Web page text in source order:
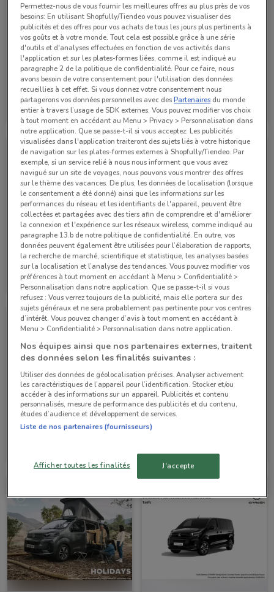
Citroën
Valable jusqu'au 31/12 3.2 km
Citroën
Valable jusqu'au 31/12
Citroën
Valable jusqu'au 31/12 3.2 km
Citroën
Valable jusqu'au 31/12
Valable jusqu'au 31/12
Permettez-nous de vous fournir les meilleures offres au plus près de vos
besoins: En utilisant Shopfully/Tiendeo vous pouvez visualiser des
publicités et des offres pour vos achats de tous les jours plus pertinents à
vos goûts et à votre monde. Tout cela est possible grâce à une série
d'outils et d'analyses effectuées en fonction de vos activités dans
l'application et sur les plates-formes liées, comme il est indiqué au
paragraphe 2 de la politique de confidentialité. Pour ce faire, nous
avons besoin de votre consentement pour l'utilisation des données
recueillies à cet effet. Si vous donnez votre consentement nous
partagerons vos données personnelles avec desPartenaires du monde
entier à travers l’usage de SDK externes. Vous pouvez modifier vos choix
à tout moment en accédant au Menu > Privacy > Personnalisation dans
notre application. Que se passe-t-il si vous acceptez: Les publicités
visualisées dans l'application traiteront des sujets liés à votre historique
de navigation sur les plates-formes externes à Shopfully/Tiendeo. Par
exemple, si un service relié à nous nous informent que vous avez
navigué sur un site de voyages, nous pouvons vous montrer des offres
sur le thème des vacances. De plus, les données de localisation (lorsque
le consentement a été donné) ainsi que les informations sur les
performances du réseau et les identifiants de l'appareil, peuvent être
collectées et partagées avec des tiers afin de comprendre et d'améliorer
la connexion et l'expérience sur les réseaux wireless, comme indiqué au
paragraphe 13.b de notre politique de confidentialité. En outre, vos
données peuvent également être utilisées pour l’élaboration de rapports,
la recherche de marché, scientifique et statistique, les analyses basées
sur la localisation et l’analyse des tendances. Vous pouvez modifier vos
préférences à tout moment en accédant à Menu > Confidentialité >
Personnalisation dans notre application. Que se passe-t-il si vous
refusez : Vous verrez toujours de la publicité, mais elle portera sur des
sujets généraux et ne sera probablement pas pertinente pour vos centres
d’intérêt. Vous pouvez changer d’avis à tout moment en accédant à
Menu > Confidentialité > Personnalisation dans notre application.
Nos équipes ainsi que nos partenaires externes, traitent
des données selon les finalités suivantes :
Utiliser des données de géolocalisation précises. Analyser activement
les caractéristiques de l’appareil pour l’identification. Stocker et/ou
accéder à des informations sur un appareil. Publicités et contenu
personnalisés, mesure de performance des publicités et du contenu,
études d’audience et développement de services.
Liste de nos partenaires (fournisseurs)
Afficher toutes les finalités J'accepte